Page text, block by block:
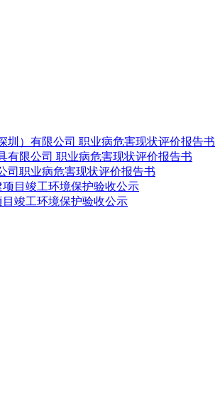
圳）有限公司 职业病危害现状评价报告书
有限公司 职业病危害现状评价报告书
司职业病危害现状评价报告书
目竣工环境保护验收公示
竣工环境保护验收公示